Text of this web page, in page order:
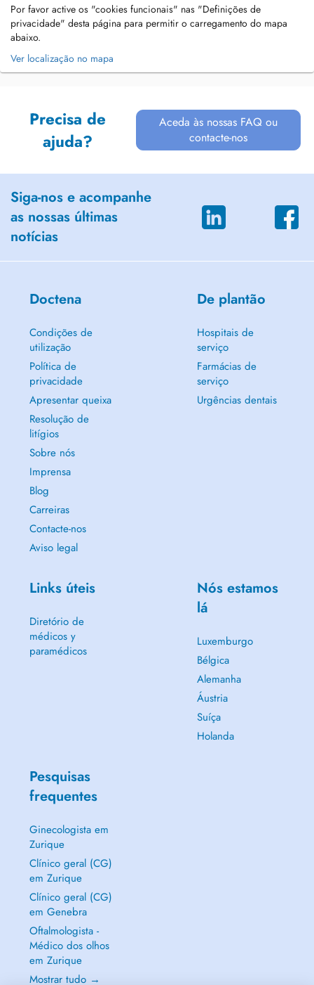
Por favor active os "cookies funcionais" nas "Definições de
privacidade" desta página para permitir o carregamento do mapa
abaixo.
Ver localização no mapa
Precisa de
ajuda?
Aceda às nossas FAQ ou
contacte-nos
Siga-nos e acompanhe
as nossas últimas
notícias
Doctena
Condições de
utilização
Política de
privacidade
Apresentar queixa
Resolução de
litígios
Sobre nós
Imprensa
Blog
Carreiras
Contacte-nos
Aviso legal
De plantão
Hospitais de
serviço
Farmácias de
serviço
Urgências dentais
Links úteis
Diretório de
médicos y
paramédicos
Nós estamos
lá
Luxemburgo
Bélgica
Alemanha
Áustria
Suíça
Holanda
Pesquisas
frequentes
Ginecologista em
Zurique
Clínico geral (CG)
em Zurique
Clínico geral (CG)
em Genebra
Oftalmologista -
Médico dos olhos
em Zurique
Mostrar tudo →